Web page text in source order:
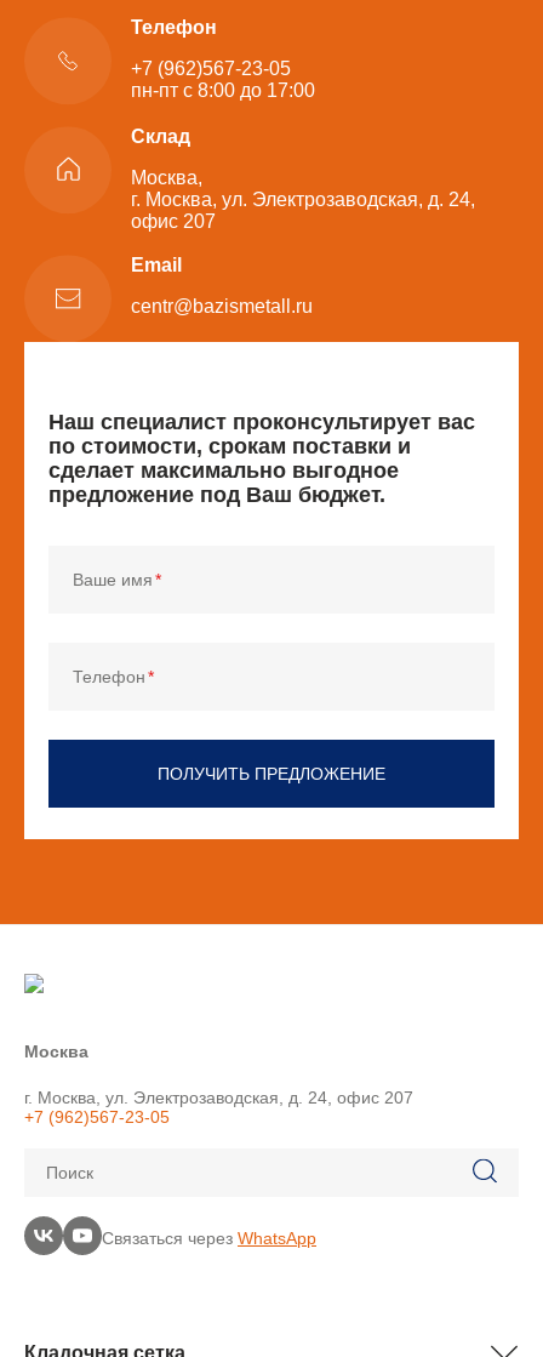
Телефон
+7 (962)567-23-05
пн-пт с 8:00 до 17:00
Склад
Москва,
г. Москва, ул. Электрозаводская, д. 24,
офис 207
Email
centr@bazismetall.ru
Наш специалист проконсультирует вас
по стоимости, срокам поставки и
сделает максимально выгодное
предложение под Ваш бюджет.
Ваше имя
Телефон
ПОЛУЧИТЬ ПРЕДЛОЖЕНИЕ
Москва
г. Москва, ул. Электрозаводская, д. 24, офис 207
+7 (962)567-23-05
Поиск
Связаться через WhatsApp
Кладочная сетка